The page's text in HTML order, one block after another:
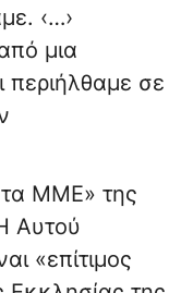
‹…›
μια
σε
τα ΜΜΕ» της
Αυτού
«επίτιμος